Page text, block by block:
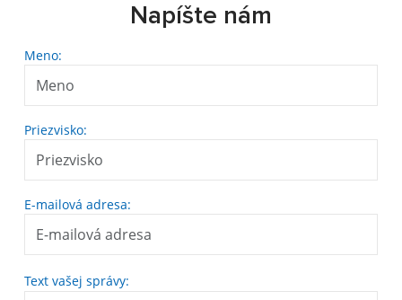
Napíšte nám
Meno:
Priezvisko:
E-mailová adresa:
Text vašej správy: